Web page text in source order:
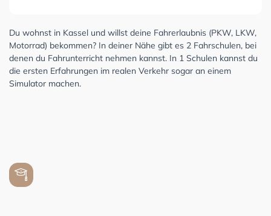
Du wohnst in Kassel und willst deine Fahrerlaubnis (PKW, LKW,
Motorrad) bekommen? In deiner Nähe gibt es 2 Fahrschulen, bei
denen du Fahrunterricht nehmen kannst. In 1 Schulen kannst du
die ersten Erfahrungen im realen Verkehr sogar an einem
Simulator machen.